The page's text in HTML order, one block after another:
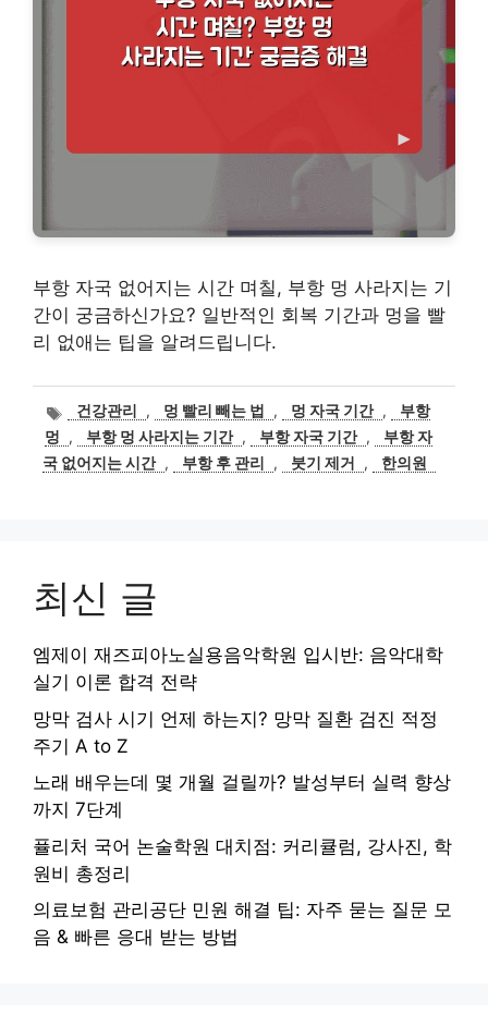
부항 자국 없어지는 시간 며칠, 부항 멍 사라지는 기
간이 궁금하신가요? 일반적인 회복 기간과 멍을 빨
리 없애는 팁을 알려드립니다.
태건강관리 , 멍 빨리 빼는 법 , 멍 자국 기간 ,
부항
멍
, 부항 멍 사라지는 기간 , 부항 자국 기간 ,
부항 자
국 없어지는 시간 , 부항 후 관리 , 붓기 제거 , 한의원
최신 글
엠제이 재즈피아노실용음악학원 입시반: 음악대학
실기 이론 합격 전략
망막 검사 시기 언제 하는지? 망막 질환 검진 적정
주기 A to Z
노래 배우는데 몇 개월 걸릴까? 발성부터 실력 향상
까지 7단계
퓰리처 국어 논술학원 대치점: 커리큘럼, 강사진, 학
원비 총정리
의료보험 관리공단 민원 해결 팁: 자주 묻는 질문 모
음 & 빠른 응대 받는 방법